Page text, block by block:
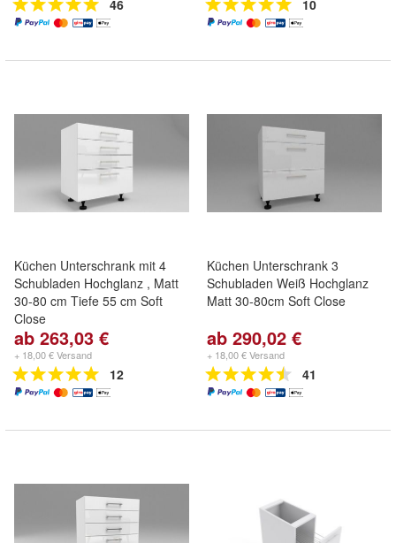
46 10
Küchen Unterschrank mit 4
Schubladen Hochglanz , Matt
30-80 cm Tiefe 55 cm Soft
Close
ab 263,03 €
+ 18,00 € Versand
12
Küchen Unterschrank 3
Schubladen Weiß Hochglanz
Matt 30-80cm Soft Close
ab 290,02 €
+ 18,00 € Versand
41